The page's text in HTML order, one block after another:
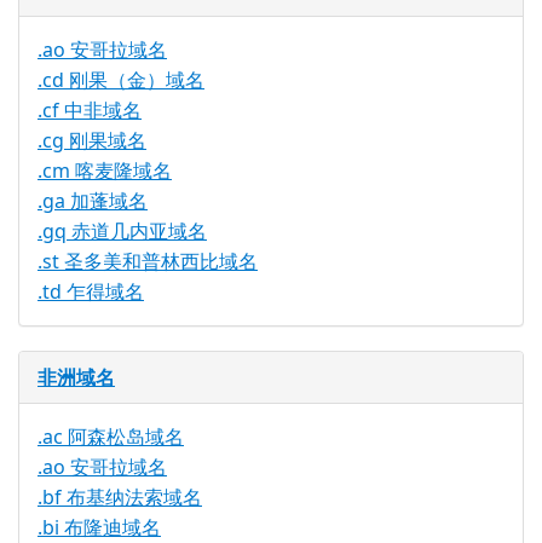
.ao 安哥拉域名
.cd 刚果（金）域名
.cf 中非域名
.cg 刚果域名
.cm 喀麦隆域名
.ga 加蓬域名
.gq 赤道几内亚域名
.st 圣多美和普林西比域名
.td 乍得域名
非洲域名
.ac 阿森松岛域名
.ao 安哥拉域名
.bf 布基纳法索域名
.bi 布隆迪域名